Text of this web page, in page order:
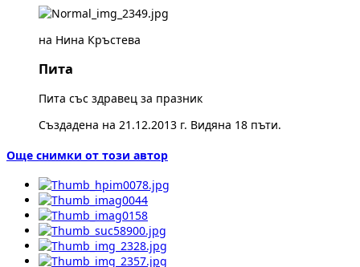
на Нина Кръстева
Пита
Пита със здравец за празник
Създадена на 21.12.2013 г. Видяна 18 пъти.
Още снимки от този автор